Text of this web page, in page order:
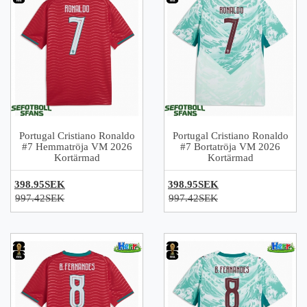
Portugal Cristiano Ronaldo
#7 Hemmatröja VM 2026
Kortärmad
398.95SEK
997.42SEK
Portugal Cristiano Ronaldo
#7 Bortatröja VM 2026
Kortärmad
398.95SEK
997.42SEK